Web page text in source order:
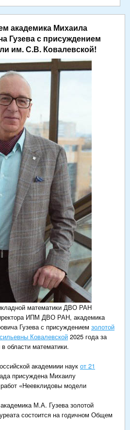
академика Михаила
Гузева с присуждением
им. С.В. Ковалевской!
математики ДВО РАН
ИПМ ДВО РАН, академика
Гузева с присуждением золотой
Ковалевской 2025 года за
области математики.
академиии наук от 21
присуждена Михаилу
«Неевклидовы модели
М.А. Гузева золотой
состоится на годичном Общем